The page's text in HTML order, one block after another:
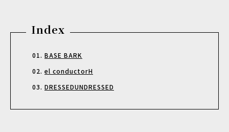
Index
BASE BARK
el conductorH
DRESSEDUNDRESSED